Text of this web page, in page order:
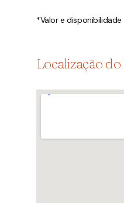
*Valor e
Localização